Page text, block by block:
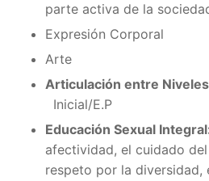
parte activa de la
Expresión Corporal
Arte
Articulación entre Niveles
Inicial/E.P
Educación Sexual
afectividad, el cuidado
respeto por la diversidad,